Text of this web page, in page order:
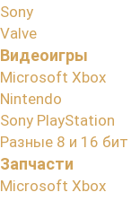
Sony
Valve
Видеоигры
Microsoft Xbox
Nintendo
Sony PlayStation
Разные 8 и 16 бит
Запчасти
Microsoft Xbox